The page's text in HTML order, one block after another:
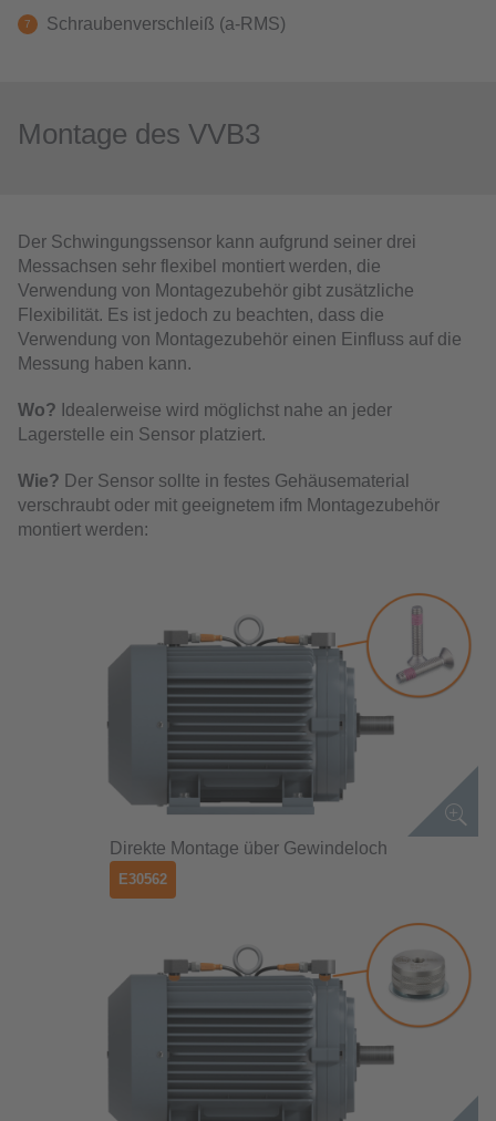
Schraubenverschleiß (a-RMS)
Montage des VVB3
Der Schwingungssensor kann aufgrund seiner drei
Messachsen sehr flexibel montiert werden, die
Verwendung von Montagezubehör gibt zusätzliche
Flexibilität. Es ist jedoch zu beachten, dass die
Verwendung von Montagezubehör einen Einfluss auf die
Messung haben kann.
Wo? Idealerweise wird möglichst nahe an jeder
Lagerstelle ein Sensor platziert.
Wie? Der Sensor sollte in festes Gehäusematerial
verschraubt oder mit geeignetem ifm Montagezubehör
montiert werden:
Direkte Montage über Gewindeloch
E30562